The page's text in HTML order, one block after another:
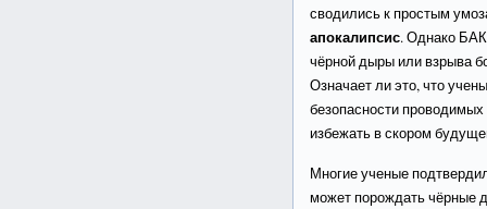
сводились к простым
апокалипсис. Однако БАК
чёрной дыры или взрыва
Означает ли это, что
безопасности
избежать в скором
Многие ученые
может порождать чёрные